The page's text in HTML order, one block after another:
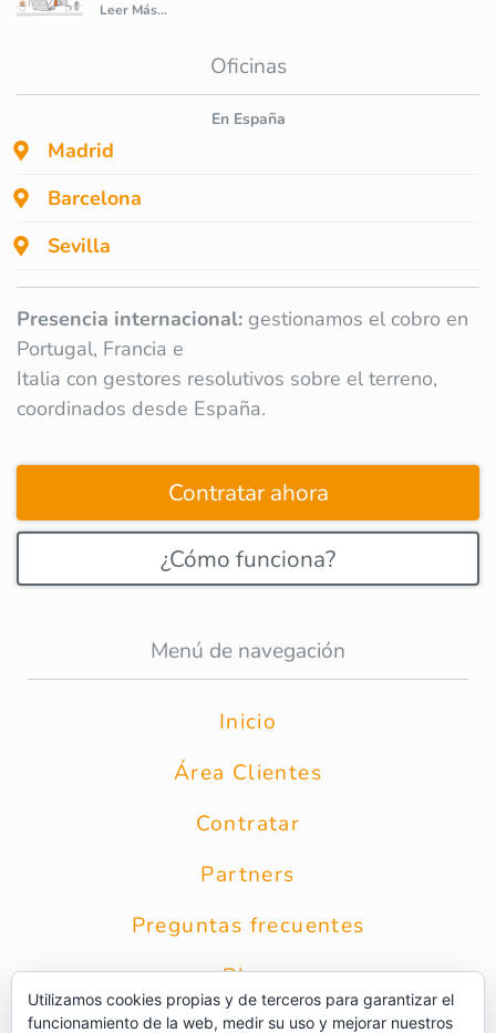
Leer Más...
Oficinas
En España
Madrid
Barcelona
Sevilla
Presencia internacional: gestionamos el cobro en
Portugal, Francia e
Italia con gestores resolutivos sobre el terreno,
coordinados desde España.
Contratar ahora
¿Cómo funciona?
Menú de navegación
Inicio
Área Clientes
Contratar
Partners
Preguntas frecuentes
Blog
Utilizamos cookies propias y de terceros para garantizar el
funcionamiento de la web, medir su uso y mejorar nuestros